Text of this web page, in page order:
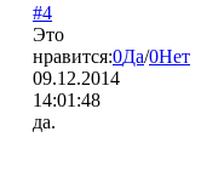
#4
Это
нравится:0Да/0Нет
09.12.2014
14:01:48
да.